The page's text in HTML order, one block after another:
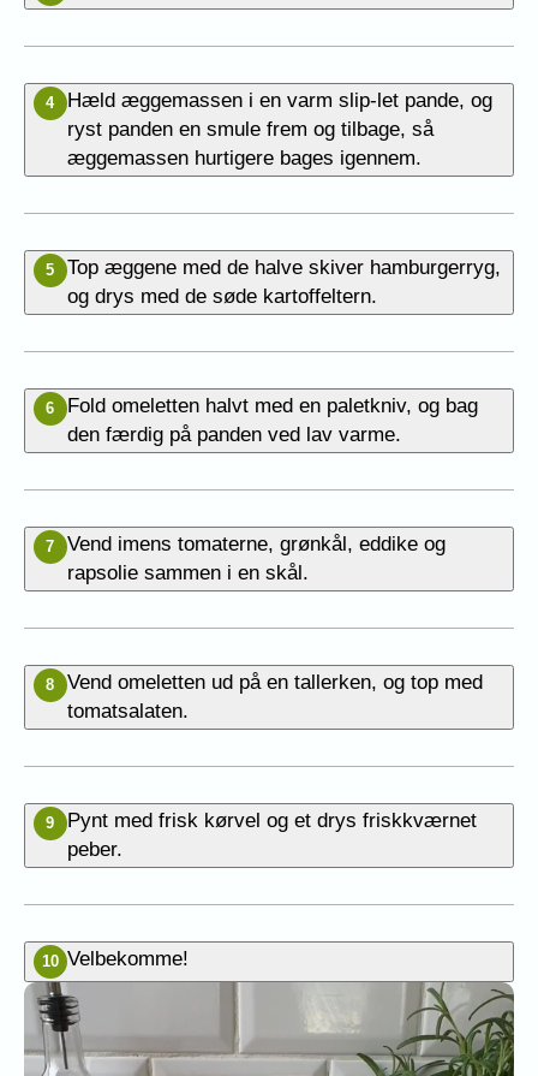
4
Hæld æggemassen i en varm slip-let pande, og
ryst panden en smule frem og tilbage, så
æggemassen hurtigere bages igennem.
5 Top æggene med de halve skiver hamburgerryg,
og drys med de søde kartoffeltern.
6
Fold omeletten halvt med en paletkniv, og bag
den færdig på panden ved lav varme.
7
Vend imens tomaterne, grønkål, eddike og
rapsolie sammen i en skål.
8
Vend omeletten ud på en tallerken, og top med
tomatsalaten.
9
Pynt med frisk kørvel og et drys friskkværnet
peber.
10 Velbekomme!